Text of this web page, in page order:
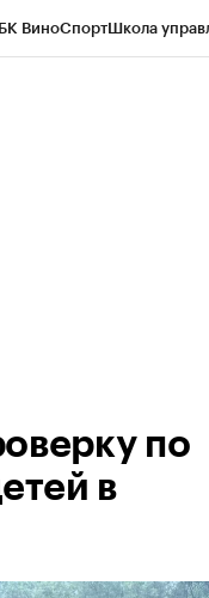
ВиноСпортШкола
по
в